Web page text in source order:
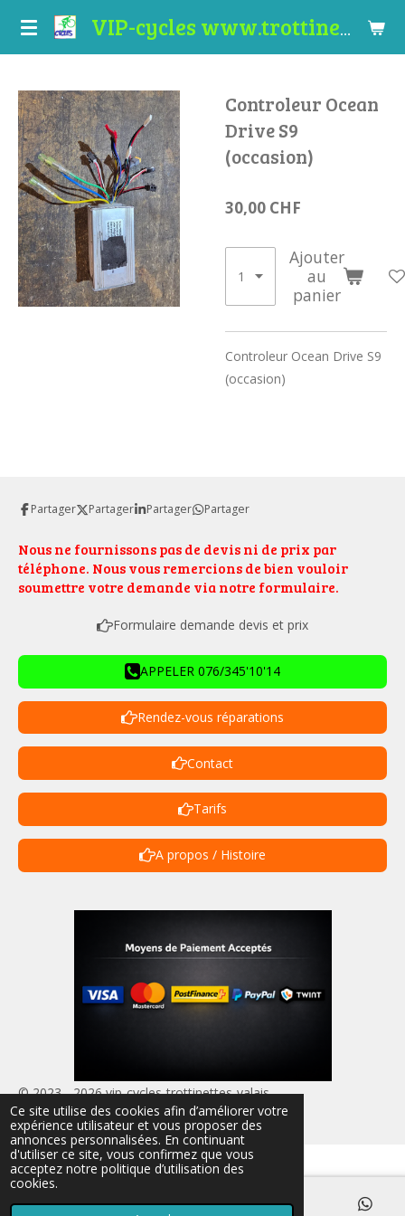
Ce site utilise des cookies afin d’améliorer votre
expérience utilisateur et vous proposer des
annonces personnalisées. En continuant
d'utiliser ce site, vous confirmez que vous
acceptez notre politique d’utilisation des
cookies.
Passer
VIP-cycles www.trottinettes-valais.ch
Controleur Ocean
Drive S9
(occasion)
30,00 CHF
Ajouter
au
panier
Controleur Ocean Drive S9
(occasion)
Partager Partager Partager Partager
Nous ne fournissons pas de devis ni de prix par
téléphone. Nous vous remercions de bien vouloir
soumettre votre demande via notre formulaire.
Formulaire demande devis et prix
APPELER 076/345'10'14
Rendez-vous réparations
Contact
Tarifs
A propos / Histoire
© 2023 - 2026 vip-cycles-trottinettes-valais
Propulsé par Webador